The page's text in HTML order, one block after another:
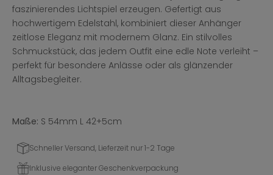
faszinierendes Lichtspiel erzeugen. Gefertigt aus
hochwertigem Edelstahl, kombiniert dieser Anhänger
zeitlose Eleganz mit modernem Glanz. Ein stilvolles
Schmuckstück, das jedem Outfit eine edle Note verleiht –
perfekt für besondere Anlässe oder als glänzender
Alltagsbegleiter.
Maße: S 54mm L 42+5cm
Schneller Versand, Lieferzeit nur 1-2 Tage
Inklusive eleganter Geschenkverpackung